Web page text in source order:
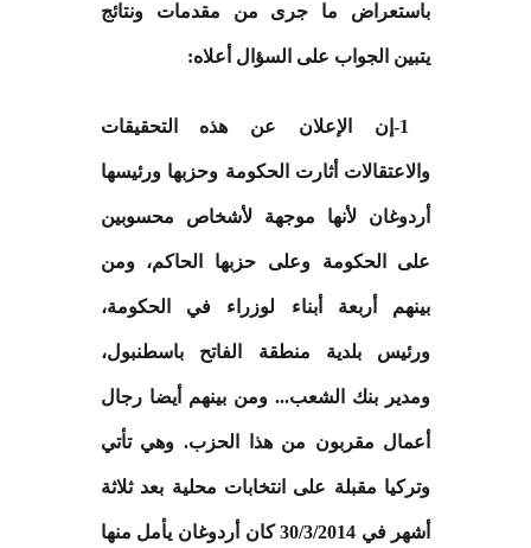
باستعراض ما جرى من مقدمات ونتائج
يتبين الجواب على السؤال أعلاه:
-1 إن الإعلان عن هذه التحقيقات
والاعتقالات أثارت الحكومة وحزبها ورئيسها
أردوغان لأنها موجهة لأشخاص محسوبين
على الحكومة وعلى حزبها الحاكم، ومن
بينهم أربعة أبناء لوزراء في الحكومة،
ورئيس بلدية منطقة الفاتح باسطنبول،
ومدير بنك الشعب... ومن بينهم أيضا رجال
أعمال مقربون من هذا الحزب. وهي تأتي
وتركيا مقبلة على انتخابات محلية بعد ثلاثة
أشهر في 30/3/2014 كان أردوغان يأمل منها